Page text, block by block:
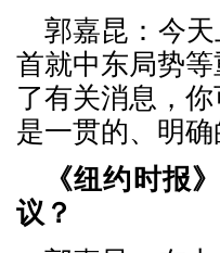
郭嘉昆：今
首就中东局势
了有关消息，
是一贯的、明确
《纽约时报
议？